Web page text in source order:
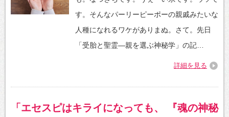
す。そんなパーリーピーポーの親戚みたいな
人種になれるワケがありまぬ。さて。先日
「受胎と聖霊—親を選ぶ神秘学」の記…
詳細を見る
「エセスピはキライになっても、 『魂の神秘